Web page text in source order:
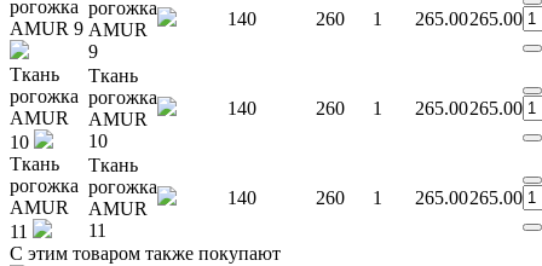
рогожка
AMUR 9
рогожка
AMUR
9
140 260 1 265.00265.00
Ткань
рогожка
AMUR
10
Ткань
рогожка
AMUR
10
140 260 1 265.00265.00
Ткань
рогожка
AMUR
11
Ткань
рогожка
AMUR
11
140 260 1 265.00265.00
С этим товаром также покупают